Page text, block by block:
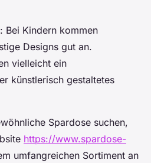
: Bei Kindern kommen
Designs gut an.
vielleicht ein
künstlerisch gestaltetes
Spardose suchen,
https://www.spardose-
umfangreichen Sortiment an